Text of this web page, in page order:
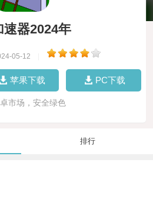
器2024年
05-12
苹果下载 PC下载
市场，安全绿色
排行